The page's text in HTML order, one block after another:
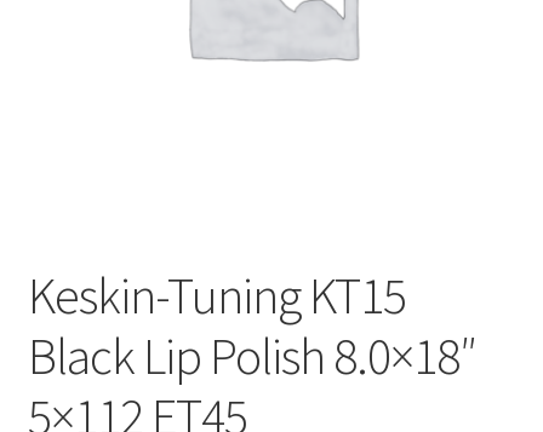
Keskin-Tuning KT15
Black Lip Polish 8.0×18″
5×112 ET45